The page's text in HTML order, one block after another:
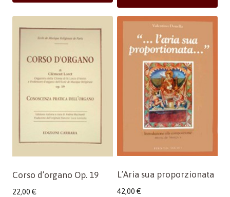
Corso d’organo Op. 19
22,00 €
L’Aria sua proporzionata
42,00 €